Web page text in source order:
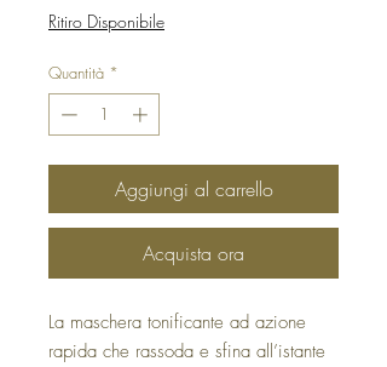
Ritiro Disponibile
Quantità *
Aggiungi al carrello
Acquista ora
La maschera tonificante ad azione
rapida che rassoda e sfina all’istante